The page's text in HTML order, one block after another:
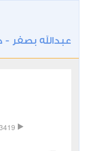
عبدالله